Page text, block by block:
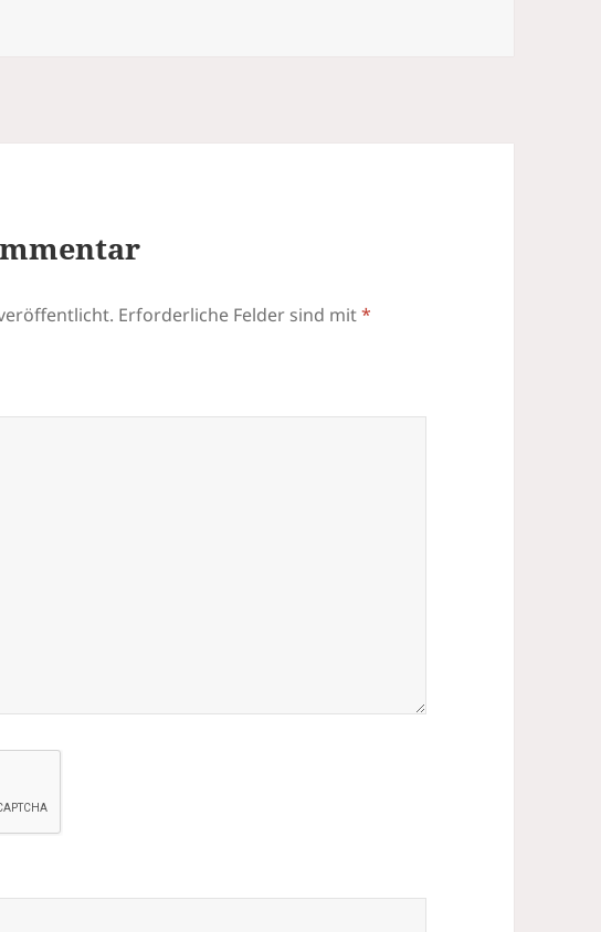
Erforderliche Felder sind mit*